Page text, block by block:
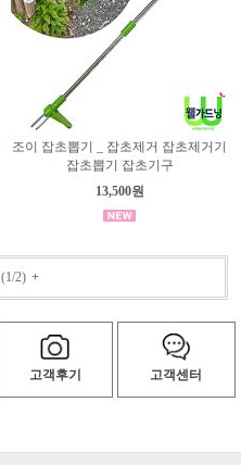
조이 잡초뽑기 _ 잡초제거 잡초제거기
잡초뽑기 잡초기구
13,500원
(1/2)+
고객후기 고객센터